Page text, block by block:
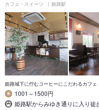
カフェ・スイーツ 姫路駅
姫路城下に佇むコーヒーにこだわるカフェ
1001～1500円
姫路駅からみゆき通りに入り徒